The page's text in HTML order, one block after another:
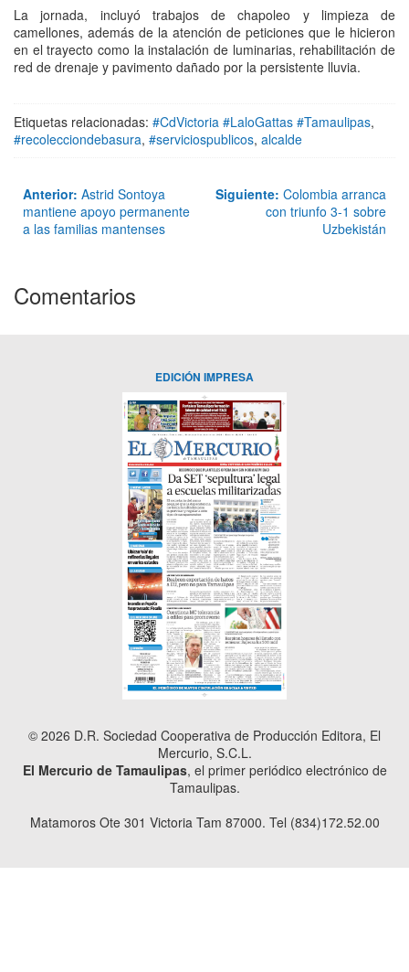
La jornada, incluyó trabajos de chapoleo y limpieza de
camellones, además de la atención de peticiones que le hicieron
en el trayecto como la instalación de luminarias, rehabilitación de
red de drenaje y pavimento dañado por la persistente lluvia.
Etiquetas relacionadas: #CdVictoria #LaloGattas #Tamaulipas,
#recolecciondebasura, #serviciospublicos, alcalde
Anterior: Astrid Sontoya
mantiene apoyo permanente
a las familias mantenses
Siguiente: Colombia arranca
con triunfo 3-1 sobre
Uzbekistán
Comentarios
EDICIÓN IMPRESA
© 2026 D.R. Sociedad Cooperativa de Producción Editora, El
Mercurio, S.C.L.
El Mercurio de Tamaulipas, el primer periódico electrónico de
Tamaulipas.
Matamoros Ote 301 Victoria Tam 87000. Tel (834)172.52.00